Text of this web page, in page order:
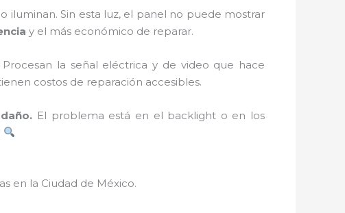
iluminan. Sin esta luz, el panel no puede mostrar
y el más económico de reparar.
la señal eléctrica y de video que hace
costos de reparación accesibles.
El problema está en el backlight o en los
en la Ciudad de México.